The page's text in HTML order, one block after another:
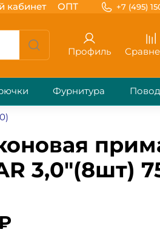
кабинет ОПТ +7 (495)
Профиль
Фурнитура
3,0"(8шт)